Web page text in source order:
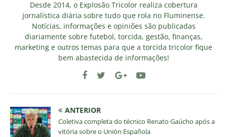
Desde 2014, o Explosão Tricolor realiza cobertura
jornalística diária sobre tudo que rola no Fluminense.
Notícias, informações e opiniões são publicadas
diariamente sobre futebol, torcida, gestão, finanças,
marketing e outros temas para que a torcida tricolor fique
bem abastecida de informações!
ANTERIOR
Coletiva completa do técnico Renato Gaúcho após a
vitória sobre o Unión Española